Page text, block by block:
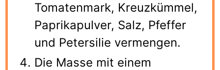
Tomatenmark, Kreuzkümmel,
Paprikapulver, Salz, Pfeffer
und Petersilie vermengen.
Die Masse mit einem